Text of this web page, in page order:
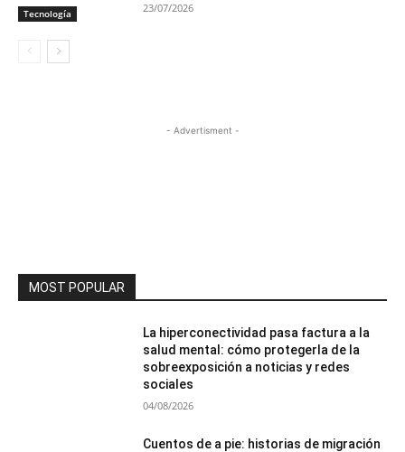
Tecnología 23/07/2026
- Advertisment -
MOST POPULAR
La hiperconectividad pasa factura a la
salud mental: cómo protegerla de la
sobreexposición a noticias y redes
sociales
04/08/2026
Cuentos de a pie: historias de migración